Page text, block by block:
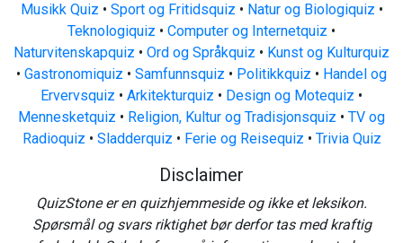
Musikk Quiz • Sport og Fritidsquiz • Natur og Biologiquiz •
Teknologiquiz • Computer og Internetquiz •
Naturvitenskapquiz • Ord og Språkquiz • Kunst og Kulturquiz
• Gastronomiquiz • Samfunnsquiz • Politikkquiz • Handel og
Ervervsquiz • Arkitekturquiz • Design og Motequiz •
Mennesketquiz • Religion, Kultur og Tradisjonsquiz • TV og
Radioquiz • Sladderquiz • Ferie og Reisequiz • Trivia Quiz
Disclaimer
QuizStone er en quizhjemmeside og ikke et leksikon.
Spørsmål og svars riktighet bør derfor tas med kraftig